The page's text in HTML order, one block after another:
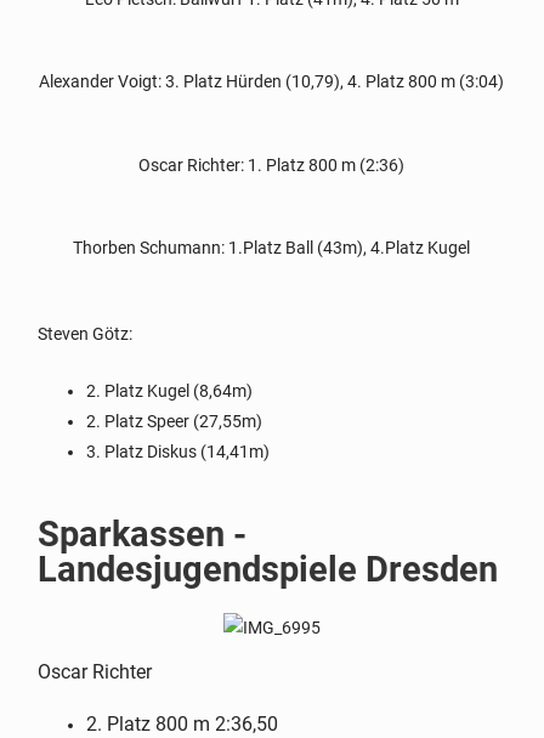
Alexander Voigt: 3. Platz Hürden (10,79), 4. Platz 800 m (3:04)
Oscar Richter: 1. Platz 800 m (2:36)
Thorben Schumann: 1.Platz Ball (43m), 4.Platz Kugel
Steven Götz:
2. Platz Kugel (8,64m)
2. Platz Speer (27,55m)
3. Platz Diskus (14,41m)
Sparkassen -
Landesjugendspiele Dresden
Oscar Richter
2. Platz 800 m 2:36,50